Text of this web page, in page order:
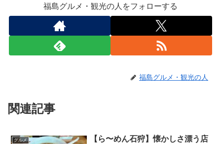
福島グルメ・観光の人をフォローする
福島グルメ・観光の人
関連記事
グルメ
【ら〜めん石狩】懐かしさ漂う店